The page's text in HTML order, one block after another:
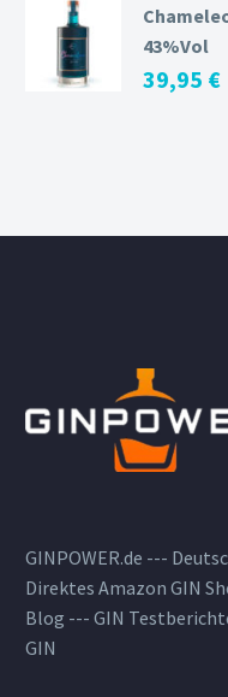
43%Vol
39,95 €
GINPOWER.de ---
Direktes Amazon GIN
Blog --- GIN
GIN